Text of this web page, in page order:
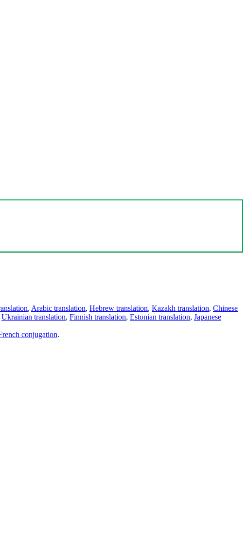
, Arabic translation, Hebrew translation, Kazakh translation, Chinese
Ukrainian translation, Finnish translation, Estonian translation, Japanese
conjugation.